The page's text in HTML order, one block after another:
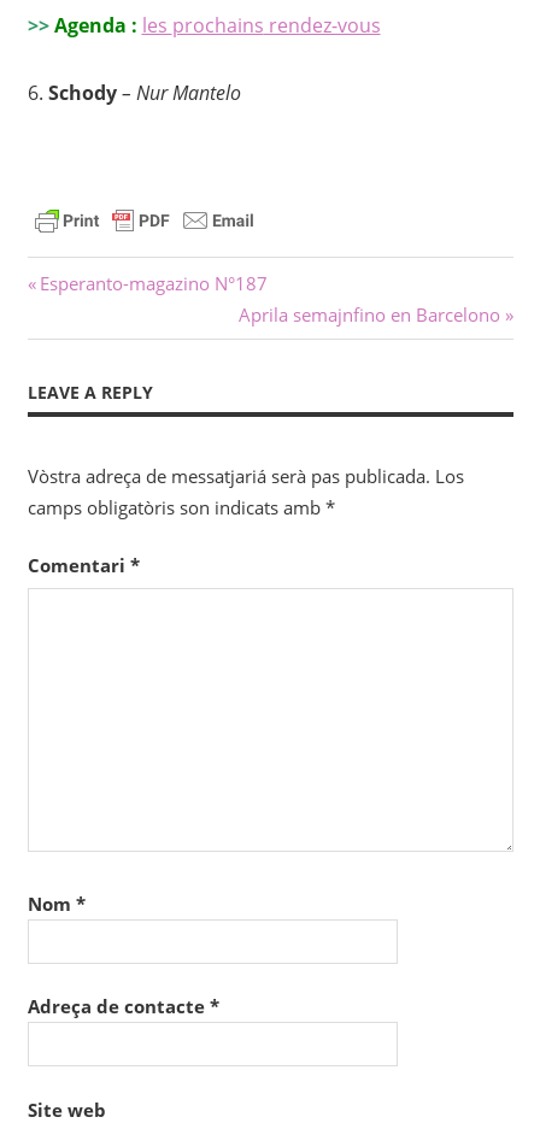
>>Agenda : les prochains rendez-vous
6. Schody– Nur Mantelo
Navigacion
dels
articles
Previous
Esperanto-magazino N°187
Next
Post:
Aprila semajnfino en Barcelono
LEAVE A REPLY
Vòstra adreça de messatjariá serà pas publicada. Los
camps obligatòris son indicats amb *
Comentari *
Nom *
Adreça de contacte *
Site web